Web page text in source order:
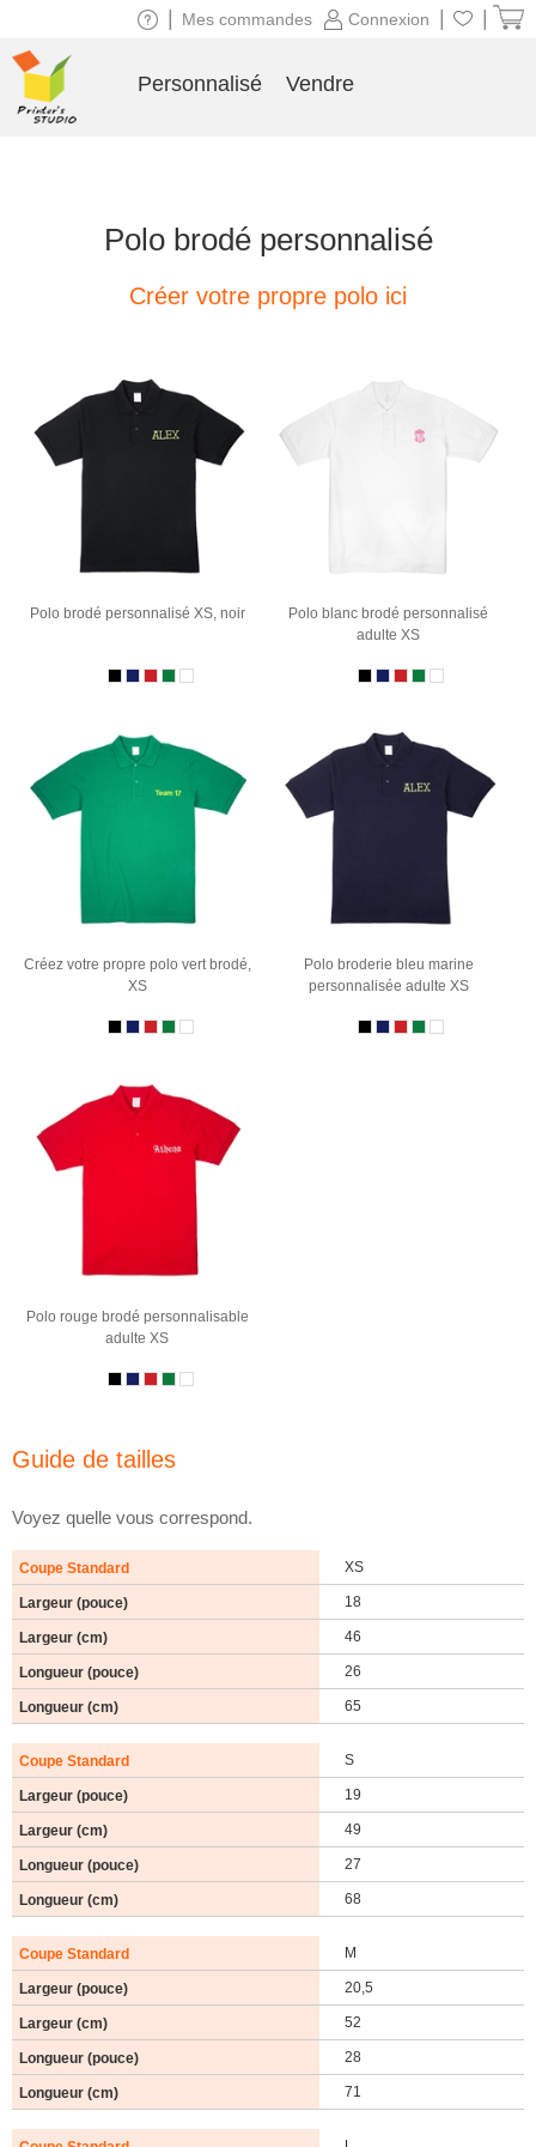
Polo brodé personnalisé
Créer votre propre polo ici
Polo brodé personnalisé XS, noir
Polo blanc brodé personnalisé
adulte XS
Créez votre propre polo vert brodé,
XS
Polo broderie bleu marine
personnalisée adulte XS
Polo rouge brodé personnalisable
adulte XS
Guide de tailles
Voyez quelle vous correspond.
XS
18
46
26
65
S
19
49
27
68
M
20,5
52
28
71
Connexion
Mes commandes
Personnalisé Vendre